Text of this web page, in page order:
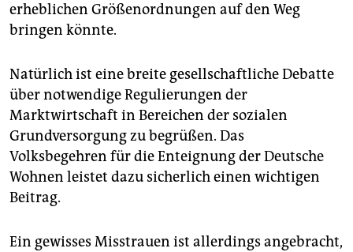
erheblichen Größenordnungen auf den Weg
bringen könnte.
Natürlich ist eine breite gesellschaftliche Debatte
über notwendige Regulierungen der
Marktwirtschaft in Bereichen der sozialen
Grundversorgung zu begrüßen. Das
Volksbegehren für die Enteignung der Deutsche
Wohnen leistet dazu sicherlich einen wichtigen
Beitrag.
Ein gewisses Misstrauen ist allerdings angebracht,